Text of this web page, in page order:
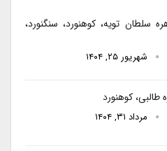
سلطان‌ تویه، کوهنورد، سنگنورد،
شهریور ۲۵, ۱۴۰۴
کوهنورد
مرداد ۳۱, ۱۴۰۴